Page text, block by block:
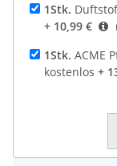
1Stk.
+ 10,99 €
1Stk. ACME
kostenlos +